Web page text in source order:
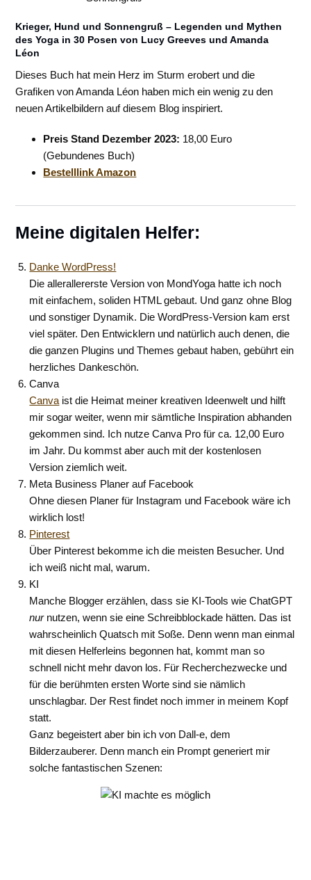
Krieger, Hund und Sonnengruß – Legenden und Mythen
des Yoga in 30 Posen von Lucy Greeves und Amanda
Léon
Dieses Buch hat mein Herz im Sturm erobert und die
Grafiken von Amanda Léon haben mich ein wenig zu den
neuen Artikelbildern auf diesem Blog inspiriert.
Preis Stand Dezember 2023: 18,00 Euro
(Gebundenes Buch)
Bestelllink Amazon
Meine digitalen Helfer:
Danke WordPress!
Die allerallererste Version von MondYoga hatte ich noch
mit einfachem, soliden HTML gebaut. Und ganz ohne Blog
und sonstiger Dynamik. Die WordPress-Version kam erst
viel später. Den Entwicklern und natürlich auch denen, die
die ganzen Plugins und Themes gebaut haben, gebührt ein
herzliches Dankeschön.
Canva
Canva ist die Heimat meiner kreativen Ideenwelt und hilft
mir sogar weiter, wenn mir sämtliche Inspiration abhanden
gekommen sind. Ich nutze Canva Pro für ca. 12,00 Euro
im Jahr. Du kommst aber auch mit der kostenlosen
Version ziemlich weit.
Meta Business Planer auf Facebook
Ohne diesen Planer für Instagram und Facebook wäre ich
wirklich lost!
Pinterest
Über Pinterest bekomme ich die meisten Besucher. Und
ich weiß nicht mal, warum.
KI
Manche Blogger erzählen, dass sie KI-Tools wie ChatGPT
nurnutzen, wenn sie eine Schreibblockade hätten. Das ist
wahrscheinlich Quatsch mit Soße. Denn wenn man einmal
mit diesen Helferleins begonnen hat, kommt man so
schnell nicht mehr davon los. Für Recherchezwecke und
für die berühmten ersten Worte sind sie nämlich
unschlagbar. Der Rest findet noch immer in meinem Kopf
statt.
Ganz begeistert aber bin ich von Dall-e, dem
Bilderzauberer. Denn manch ein Prompt generiert mir
solche fantastischen Szenen: